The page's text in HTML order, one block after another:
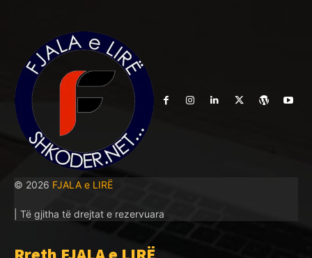
© 2026 FJALA e LIRË
| Të gjitha të drejtat e rezervuara